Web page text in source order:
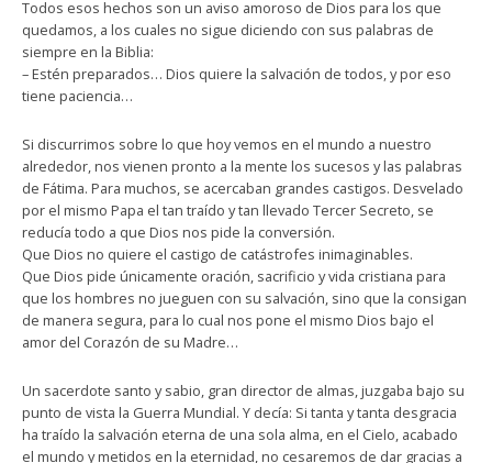
Todos esos hechos son un aviso amoroso de Dios para los que
quedamos, a los cuales no sigue diciendo con sus palabras de
siempre en la Biblia:
– Estén preparados… Dios quiere la salvación de todos, y por eso
tiene paciencia…
Si discurrimos sobre lo que hoy vemos en el mundo a nuestro
alrededor, nos vienen pronto a la mente los sucesos y las palabras
de Fátima. Para muchos, se acercaban grandes castigos. Desvelado
por el mismo Papa el tan traído y tan llevado Tercer Secreto, se
reducía todo a que Dios nos pide la conversión.
Que Dios no quiere el castigo de catástrofes inimaginables.
Que Dios pide únicamente oración, sacrificio y vida cristiana para
que los hombres no jueguen con su salvación, sino que la consigan
de manera segura, para lo cual nos pone el mismo Dios bajo el
amor del Corazón de su Madre…
Un sacerdote santo y sabio, gran director de almas, juzgaba bajo su
punto de vista la Guerra Mundial. Y decía: Si tanta y tanta desgracia
ha traído la salvación eterna de una sola alma, en el Cielo, acabado
el mundo y metidos en la eternidad, no cesaremos de dar gracias a